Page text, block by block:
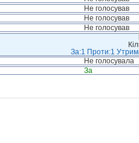
Не голосував
Не голосував
Не голосував
За:1 Проти:1
Не голосувала
За